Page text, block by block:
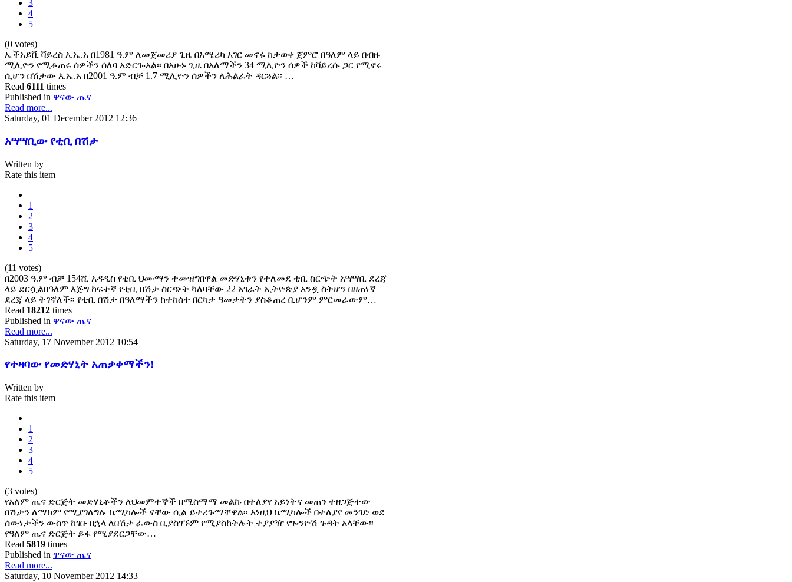
3
4
5
(0 votes)
ኤችአይቪ ቫይረስ እ.ኤ.አ በ1981 ዓ.ም ለመጀመሪያ ጊዜ በአሜሪካ አገር መኖሩ ከታወቀ ጀምሮ በዓለም ላይ በብዙ
ሚሊዮን የሚቆጠሩ ሰዎችን ሰለባ አድርጐአል፡፡ በአሁኑ ጊዜ በአለማችን 34 ሚሊዮን ሰዎች ከቫይረሱ ጋር የሚኖሩ
ሲሆን በሽታው እ.ኤ.አ በ2001 ዓ.ም ብቻ 1.7 ሚሊዮን ሰዎችን ለሕልፈት ዳርጓል፡፡ …
Read 6111 times
Published in ዋናው ጤና
Read more...
Saturday, 01 December 2012 12:36
አሣሣቢው የቲቢ በሽታ
Written by
Rate this item
1
2
3
4
5
(11 votes)
በ2003 ዓ.ም ብቻ 154ሺ አዳዲስ የቲቢ ህሙማን ተመዝግበዋል መድሃኒቱን የተለመደ ቲቢ ስርጭት አሣሣቢ ደረጃ
ላይ ደርሷልበዓለም እጅግ ከፍተኛ የቲቢ በሽታ ስርጭት ካለባቸው 22 አገራት ኢትዮጵያ አንዷ ስትሆን በዘጠነኛ
ደረጃ ላይ ትገኛለች፡፡ የቲቢ በሽታ በዓለማችን ከተከሰተ በርካታ ዓመታትን ያስቆጠረ ቢሆንም ምርመራውም…
Read 18212 times
Published in ዋናው ጤና
Read more...
Saturday, 17 November 2012 10:54
የተዛባው የመድሃኒት አጠቃቀማችን!
Written by
Rate this item
1
2
3
4
5
(3 votes)
የአለም ጤና ድርጅት መድሃኒቶችን ለህመምተኞች በሚስማማ መልኩ በተለያየ አይነትና መጠን ተዘጋጅተው
በሽታን ለማከም የሚያገለግሉ ኬሚካሎች ናቸው ሲል ይተረጉማቸዋል፡፡ እነዚህ ኬሚካሎች በተለያየ መንገድ ወደ
ሰውነታችን ውስጥ ከገቡ በኋላ ለበሽታ ፈውስ ቢያስገኙም የሚያስከትሉት ተያያዥ የጐንዮሽ ጉዳት አላቸው፡፡
የዓለም ጤና ድርጅት ይፋ የሚያደርጋቸው…
Read 5819 times
Published in ዋናው ጤና
Read more...
Saturday, 10 November 2012 14:33